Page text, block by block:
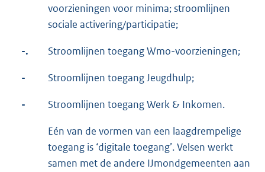
voorzieningen voor minima; stroomlijnen
sociale activering/participatie;
-. Stroomlijnen toegang Wmo-voorzieningen;
- Stroomlijnen toegang Jeugdhulp;
- Stroomlijnen toegang Werk & Inkomen.
Eén van de vormen van een laagdrempelige
toegang is ‘digitale toegang’. Velsen werkt
samen met de andere IJmondgemeenten aan